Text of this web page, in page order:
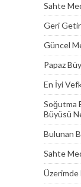
Sahte
Geri
Güncel
Papaz
En İyi
Soğutma
Büyüsü
Bulunan
Sahte
Üzerimde